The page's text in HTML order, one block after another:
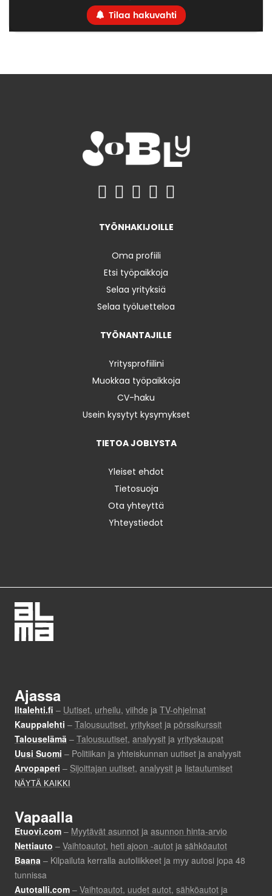
Tilaa hakuvahti
TYÖNHAKIJOILLE
Oma profiili
Etsi työpaikkoja
Selaa yrityksiä
Selaa työluetteloa
TYÖNANTAJILLE
Yritysprofiilini
Muokkaa työpaikkoja
CV-haku
Usein kysytyt kysymykset
TIETOA JOBLYSTA
Yleiset ehdot
Tietosuoja
Ota yhteyttä
Yhteystiedot